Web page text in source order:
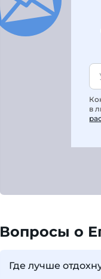
в
Вопросы о
Где лучше